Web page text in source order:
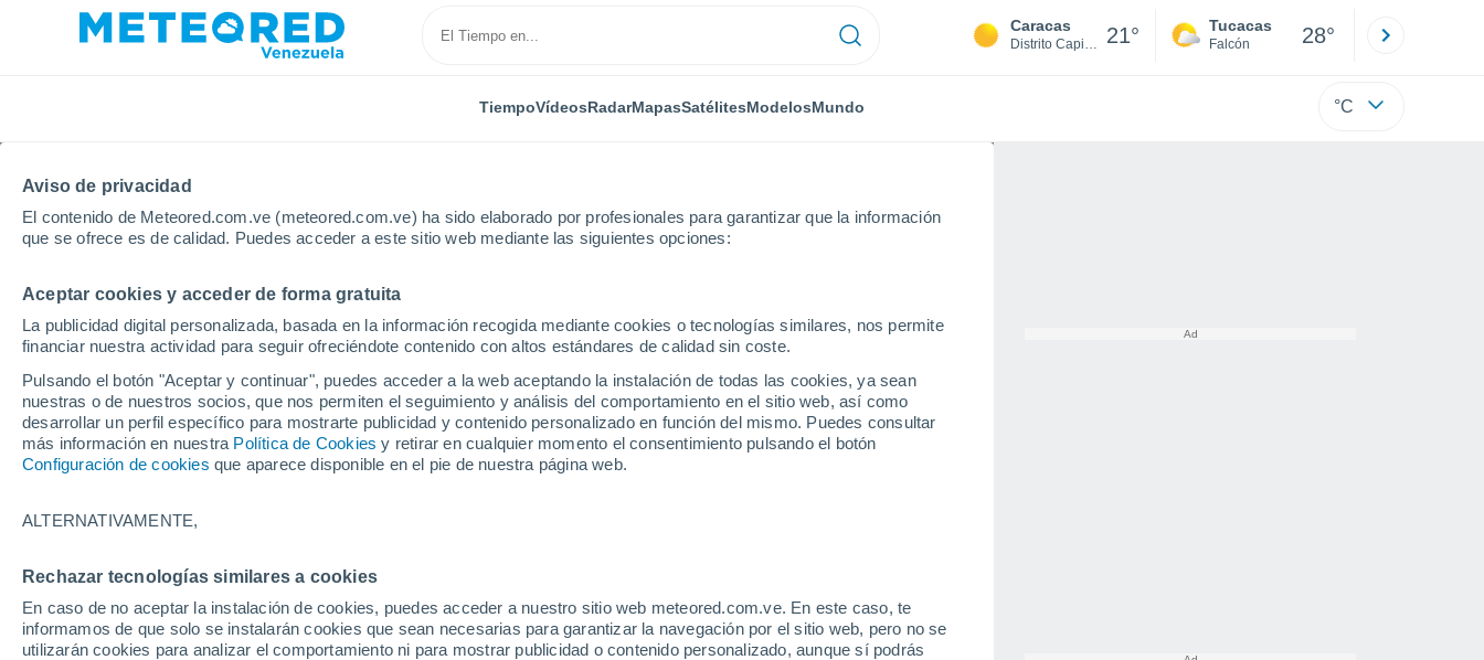
Aviso de privacidad
El contenido de Meteored.com.ve (meteored.com.ve) ha sido elaborado por profesionales para garantizar que la información
que se ofrece es de calidad. Puedes acceder a este sitio web mediante las siguientes opciones:
Aceptar cookies y acceder de forma gratuita
La publicidad digital personalizada, basada en la información recogida mediante cookies o tecnologías similares, nos permite
financiar nuestra actividad para seguir ofreciéndote contenido con altos estándares de calidad sin coste.
Pulsando el botón "Aceptar y continuar", puedes acceder a la web aceptando la instalación de todas las cookies, ya sean
nuestras o de nuestros socios, que nos permiten el seguimiento y análisis del comportamiento en el sitio web, así como
desarrollar un perfil específico para mostrarte publicidad y contenido personalizado en función del mismo. Puedes consultar
más información en nuestra Política de Cookies y retirar en cualquier momento el consentimiento pulsando el botón
Configuración de cookies que aparece disponible en el pie de nuestra página web.
ALTERNATIVAMENTE,
Rechazar tecnologías similares a cookies
En caso de no aceptar la instalación de cookies, puedes acceder a nuestro sitio web meteored.com.ve. En este caso, te
informamos de que solo se instalarán cookies que sean necesarias para garantizar la navegación por el sitio web, pero no se
utilizarán cookies para analizar el comportamiento ni para mostrar publicidad o contenido personalizado, aunque sí podrás
Caracas
Distrito Capital 21° Tucacas
Falcón 28°
TiempoVídeosRadarMapasSatélitesModelosMundo °C
Inicio Serbia Distrito de Belgrado
Tiempo en el Distrito de Belgrado
Hoy, 8 agosto Todo el día Símbolo